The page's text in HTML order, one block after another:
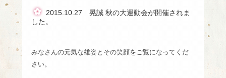
2015.10.27 晃誠 秋の大運動会が開催されま
した。
みなさんの元気な雄姿とその笑顔をご覧になってくだ
さい。